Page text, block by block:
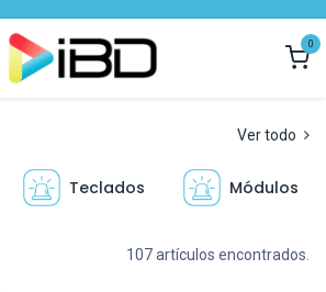
0
Ver todo
Teclados Módulos
107 artículos encontrados.